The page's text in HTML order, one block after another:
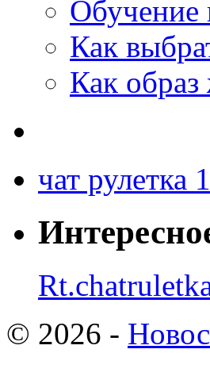
Обучение
Как
Как образ
чат рулетка
© 2026 -